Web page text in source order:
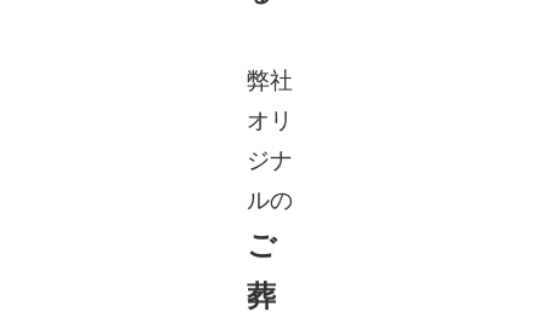
弊社
オリ
ジナ
ルの
ご
葬